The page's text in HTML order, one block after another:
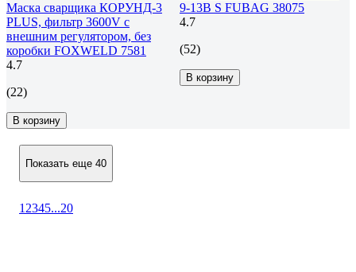
Маска сварщика КОРУНД-3
PLUS, фильтр 3600V с
внешним регулятором, без
коробки FOXWELD 7581
4.7
(22)
В корзину
9-13B S FUBAG 38075
4.7
(52)
В корзину
Показать еще 40
1 2345...20